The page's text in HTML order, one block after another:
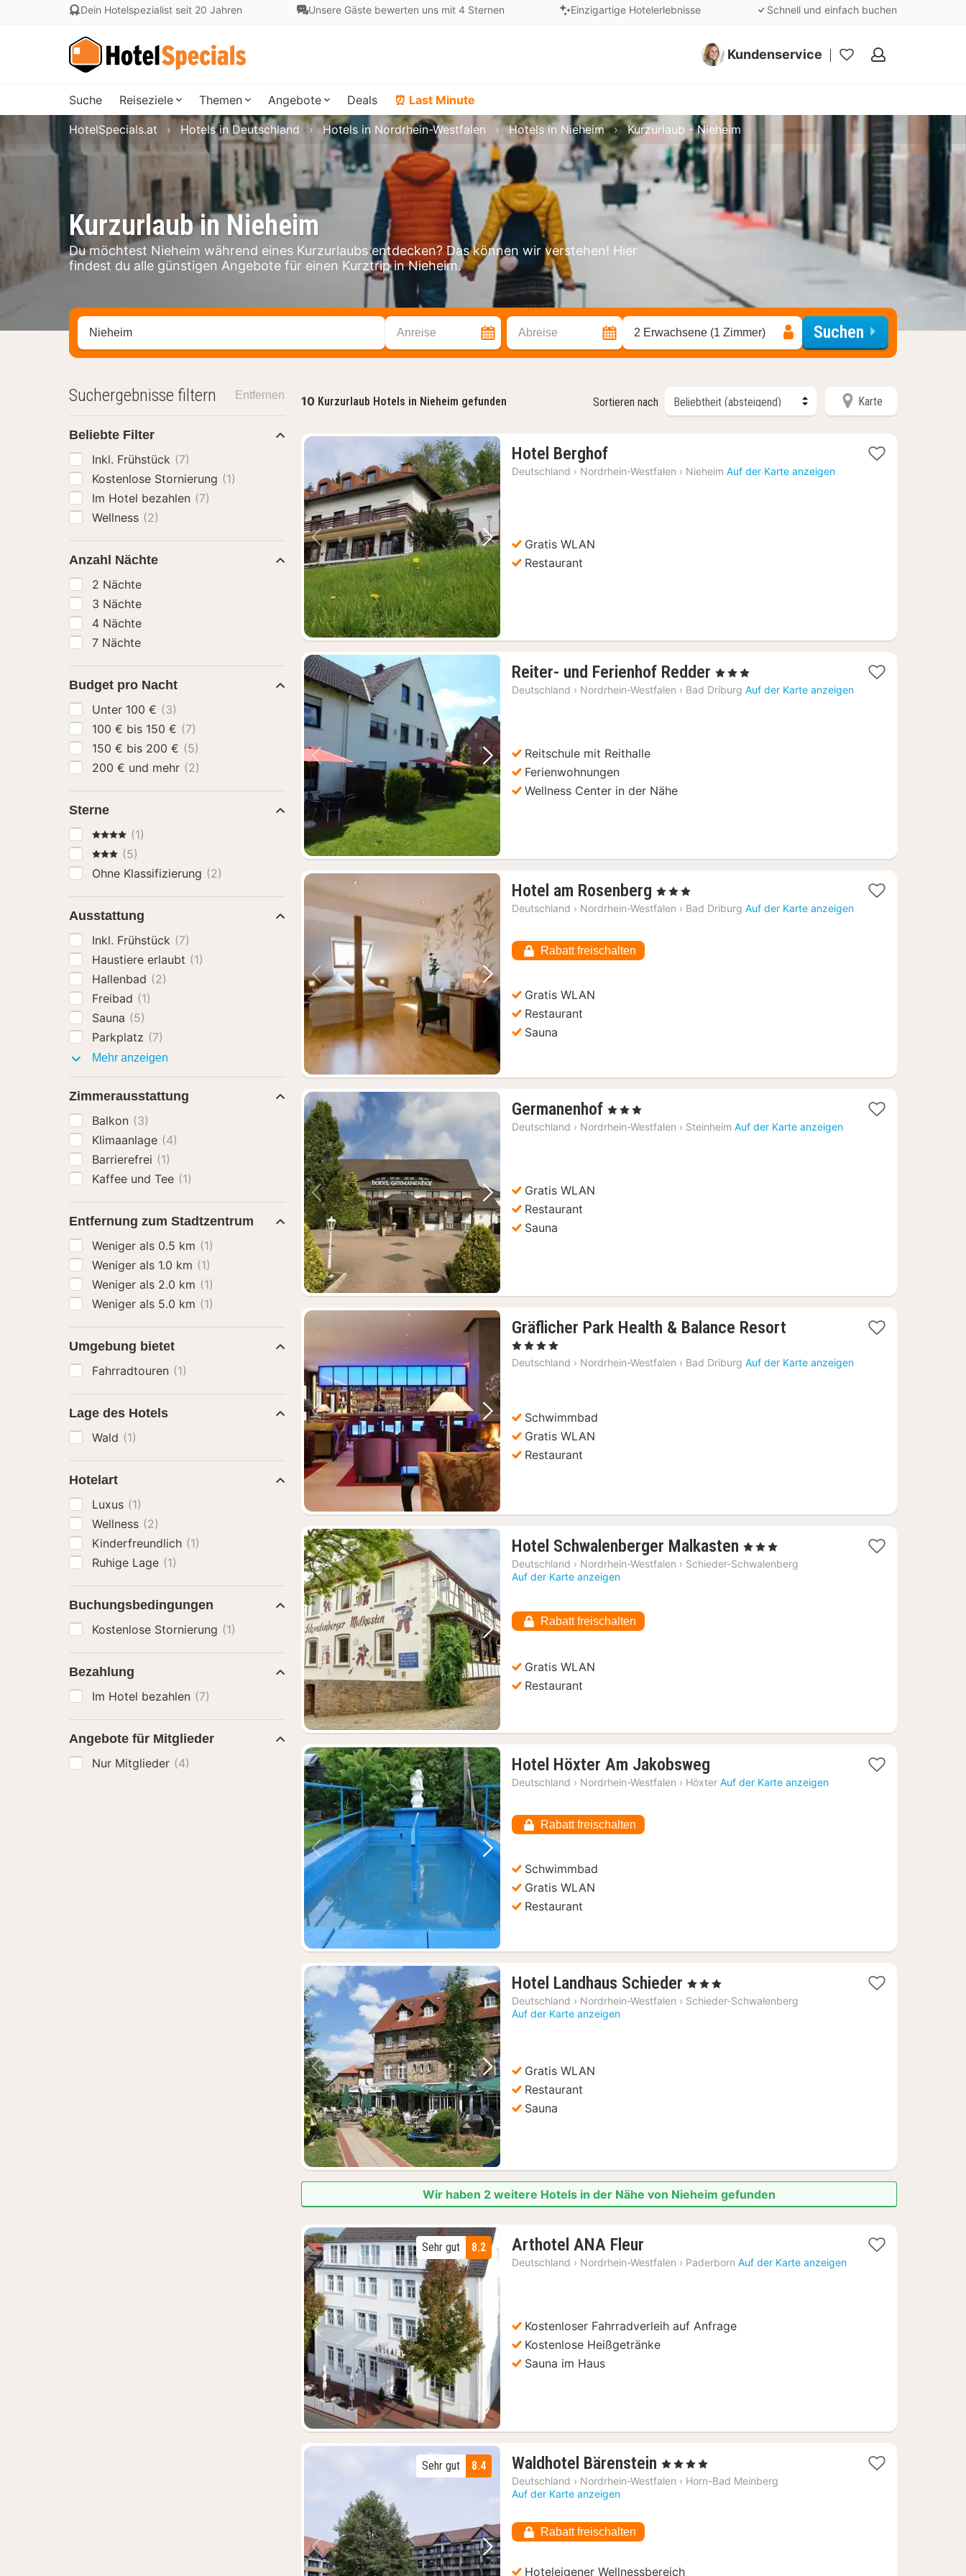
Dein Hotelspezialist seit 20 Jahren Unsere Gäste bewerten uns mit 4 Sternen Einzigartige Hotelerlebnisse Schnell und einfach buchen
Kundenservice
Meine
Suche Reiseziele Themen Angebote Deals ⏰ Last Minute
Kurzurlaub in Nieheim
Du möchtest Nieheim während eines Kurzurlaubs entdecken? Das können wir verstehen! Hier
findest du alle günstigen Angebote für einen Kurztrip in Nieheim.
HotelSpecials.at Hotels in Deutschland Hotels in Nordrhein-Westfalen Hotels in Nieheim Kurzurlaub - Nieheim
Stadt, Region oder Hotel suchen Anreise Abreise 2 Erwachsene (1 Zimmer) Suchen
10 Kurzurlaub Hotels in Nieheim gefunden Sortieren nach Karte
Vorheriges Bild Nächstes Bild
Hotel Berghof1
Nacht
Deutschland › Nordrhein-Westfalen › Nieheim Auf der Karte anzeigen
Gratis WLAN
Restaurant
Vorheriges Bild Nächstes Bild
Reiter- und Ferienhof Redder 2
Nächte
, 3 Sterne
Deutschland › Nordrhein-Westfalen › Bad Driburg Auf der Karte anzeigen
Reitschule mit Reithalle
Ferienwohnungen
Wellness Center in der Nähe
Vorheriges Bild Nächstes Bild
Hotel am Rosenberg 1
Nacht
, 3 Sterne
Deutschland › Nordrhein-Westfalen › Bad Driburg Auf der Karte anzeigen
Rabatt freischalten
Gratis WLAN
Restaurant
Sauna
Vorheriges Bild Nächstes Bild
Germanenhof 1
Nacht
, 3 Sterne
Deutschland › Nordrhein-Westfalen › Steinheim Auf der Karte anzeigen
Gratis WLAN
Restaurant
Sauna
Vorheriges Bild Nächstes Bild
Gräflicher Park Health & Balance Resort
ab
, 4 Sterne
Deutschland › Nordrhein-Westfalen › Bad Driburg Auf der Karte anzeigen
Schwimmbad
Gratis WLAN
Restaurant
Vorheriges Bild Nächstes Bild
Hotel Schwalenberger Malkasten 1
Nacht
, 3 Sterne
Deutschland › Nordrhein-Westfalen › Schieder-Schwalenberg
Auf der Karte anzeigen
Rabatt freischalten
Gratis WLAN
Restaurant
Vorheriges Bild Nächstes Bild
Hotel Höxter Am Jakobsweg
Nacht
Deutschland › Nordrhein-Westfalen › Höxter Auf der Karte anzeigen
Rabatt freischalten
Schwimmbad
Gratis WLAN
Restaurant
Vorheriges Bild Nächstes Bild
Hotel Landhaus Schieder 1
Nacht
, 3 Sterne
Deutschland › Nordrhein-Westfalen › Schieder-Schwalenberg
Auf der Karte anzeigen
Gratis WLAN
Restaurant
Sauna
Wir haben 2 weitere Hotels in der Nähe von Nieheim gefunden
Vorheriges Bild Nächstes Bild
8.2
Sehr gut Arthotel ANA Fleur
Nacht
Deutschland › Nordrhein-Westfalen › Paderborn Auf der Karte anzeigen
Kostenloser Fahrradverleih auf Anfrage
Kostenlose Heißgetränke
Sauna im Haus
Vorheriges Bild Nächstes Bild
8.4
Sehr gut Waldhotel Bärenstein 1
Nacht
, 4 Sterne
Deutschland › Nordrhein-Westfalen › Horn-Bad Meinberg
Auf der Karte anzeigen
Rabatt freischalten
Hoteleigener Wellnessbereich
Suchergebnisse filtern Entfernen
Beliebte Filter
Inkl. Frühstück (7)
Kostenlose Stornierung (1)
Im Hotel bezahlen (7)
Wellness (2)
Anzahl Nächte
2 Nächte
3 Nächte
4 Nächte
7 Nächte
Budget pro Nacht
Unter 100 € (3)
100 € bis 150 € (7)
150 € bis 200 € (5)
200 € und mehr (2)
Sterne
4 Sterne(1)
3 Sterne
(5)
Ohne Klassifizierung (2)
Ausstattung
Inkl. Frühstück (7)
Haustiere erlaubt (1)
Hallenbad (2)
Freibad (1)
Sauna (5)
Parkplatz (7)
Mehr anzeigen
Zimmerausstattung
Balkon (3)
Klimaanlage (4)
Barrierefrei (1)
Kaffee und Tee (1)
Entfernung zum Stadtzentrum
Weniger als 0.5 km (1)
Weniger als 1.0 km (1)
Weniger als 2.0 km (1)
Weniger als 5.0 km (1)
Umgebung bietet
Fahrradtouren (1)
Lage des Hotels
Wald (1)
Hotelart
Luxus (1)
Wellness (2)
Kinderfreundlich (1)
Ruhige Lage (1)
Buchungsbedingungen
Kostenlose Stornierung (1)
Bezahlung
Im Hotel bezahlen (7)
Angebote für Mitglieder
Nur Mitglieder (4)